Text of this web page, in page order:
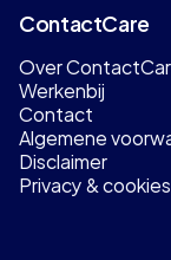
ContactCare
Over
Werkenbij
Contact
Algemene
Disclaimer
Privacy & cookies